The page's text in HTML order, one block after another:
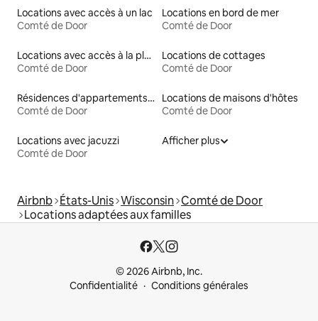
Locations avec accès à un lac
Comté de Door
Locations en bord de mer
Comté de Door
Locations avec accès à la plage
Comté de Door
Locations de cottages
Comté de Door
Résidences d'appartements en location
Comté de Door
Locations de maisons d'hôtes
Comté de Door
Locations avec jacuzzi
Comté de Door
Afficher plus
Airbnb États-Unis Wisconsin Comté de Door
Locations adaptées aux familles
© 2026 Airbnb, Inc.
Confidentialité
Conditions générales